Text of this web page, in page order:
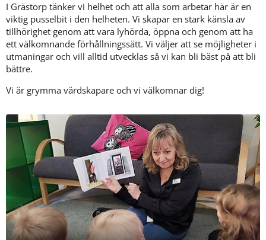
I Grästorp tänker vi helhet och att alla som arbetar här är en
viktig pusselbit i den helheten. Vi skapar en stark känsla av
tillhörighet genom att vara lyhörda, öppna och genom att ha
ett välkomnande förhållningssätt. Vi väljer att se möjligheter i
utmaningar och vill alltid utvecklas så vi kan bli bäst på att bli
bättre.
Vi är grymma värdskapare och vi välkomnar dig!